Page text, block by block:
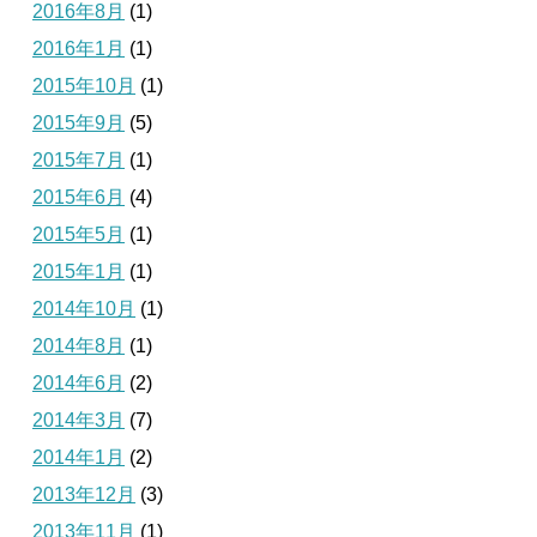
2016年8月 (1)
2016年1月 (1)
2015年10月 (1)
2015年9月 (5)
2015年7月 (1)
2015年6月 (4)
2015年5月 (1)
2015年1月 (1)
2014年10月 (1)
2014年8月 (1)
2014年6月 (2)
2014年3月 (7)
2014年1月 (2)
2013年12月 (3)
2013年11月 (1)